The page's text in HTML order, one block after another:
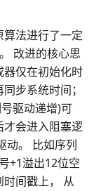
法进行了一定
改进的核心思
仅在初始化时
步系统时间；
驱动递增)可
才会进入阻塞逻
动。 比如序列
+1溢出12位空
间戳上， 从